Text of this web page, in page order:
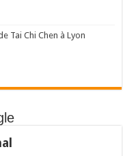
Tai Chi Chen à Lyon